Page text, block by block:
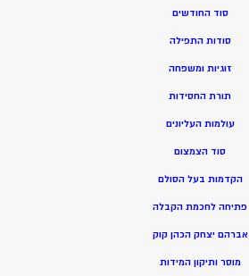
סוד החודשים
סודות התפילה
זוגיות ומשפחה
תורת החסידות
עולמות העליונים
סוד הצמצום
הקדמות בעל הסולם
פתיחה לחכמת הקבלה
אברהם יצחק הכהן קוק
מוסר ותיקון המידות